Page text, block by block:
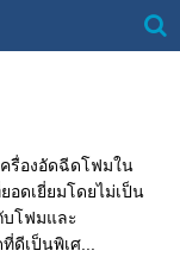
รื่องอัดฉีดโฟมใน
ดเยี่ยมโดยไม่เป็น
บโฟมและ
เป็นพิเศ...